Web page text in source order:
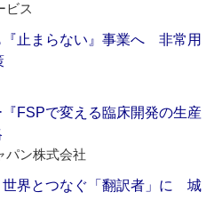
ビス
『止まらない』事業へ 非常用
『FSPで変える臨床開発の生産
パン株式会社
世界とつなぐ「翻訳者」に 城